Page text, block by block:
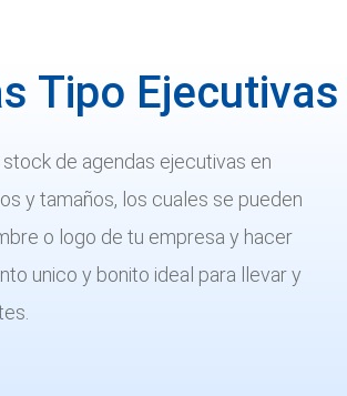
Tipo Ejecutivas
de agendas ejecutivas en
y tamaños, los cuales se pueden
o logo de tu empresa y hacer
unico y bonito ideal para llevar y